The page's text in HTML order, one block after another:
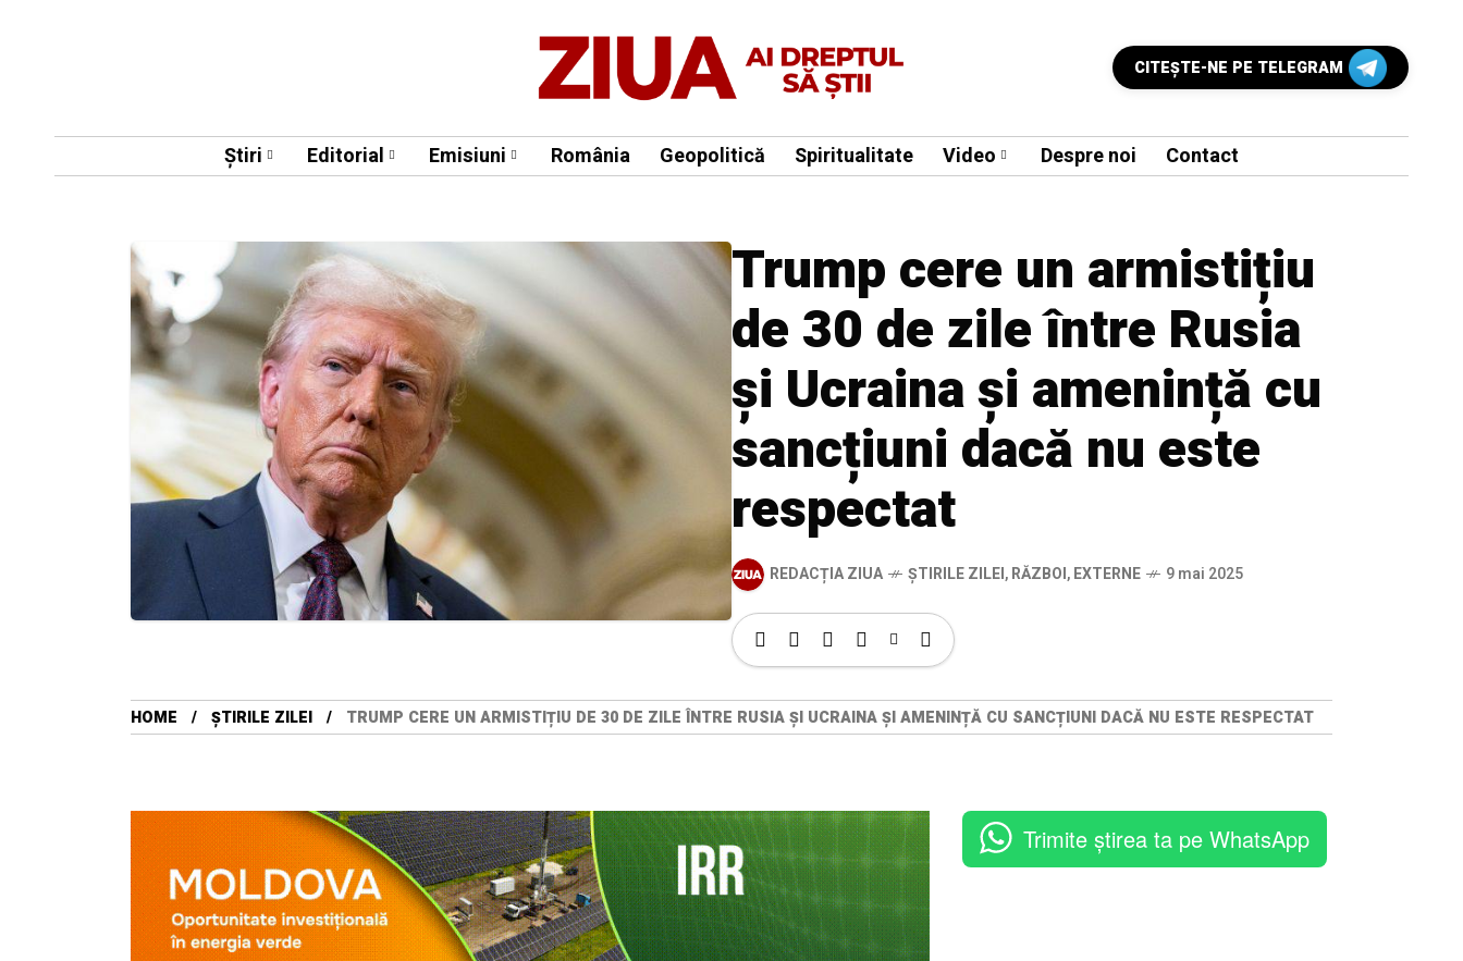
CITEŞTE-NE PE TELEGRAM
Știri Editorial Emisiuni România Geopolitică Spiritualitate Video Despre noi Contact
Trump cere un armistițiu
de 30 de zile între Rusia
și Ucraina și amenință cu
sancțiuni dacă nu este
respectat
REDACȚIA ZIUA ȘTIRILE ZILEI,RĂZBOI,EXTERNE 9 mai 2025
HOME ȘTIRILE ZILEI TRUMP CERE UN ARMISTIȚIU DE 30 DE ZILE ÎNTRE RUSIA ȘI UCRAINA ȘI AMENINȚĂ CU SANCȚIUNI DACĂ NU ESTE RESPECTAT
Trimite știrea ta pe WhatsApp